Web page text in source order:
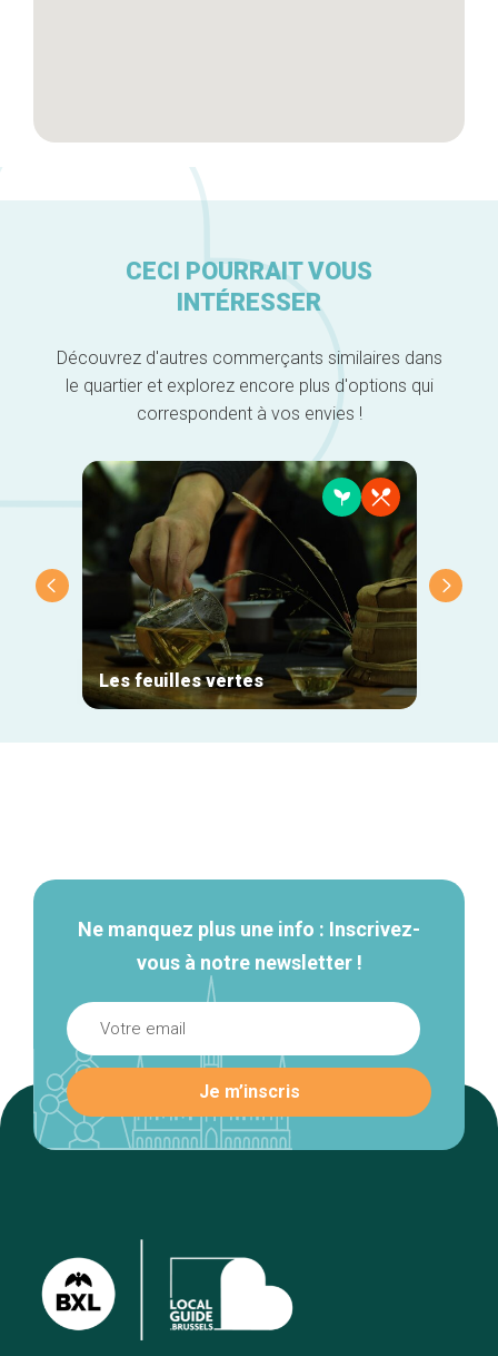
CECI POURRAIT VOUS
INTÉRESSER
Découvrez d'autres commerçants similaires dans
le quartier et explorez encore plus d'options qui
correspondent à vos envies !
Les feuilles vertes
Ne manquez plus une info : Inscrivez-
vous à notre newsletter !